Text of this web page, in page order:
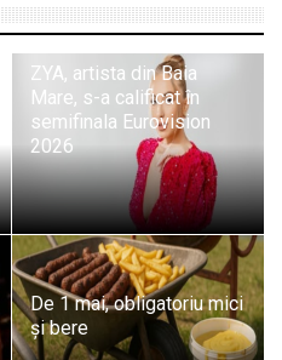
ZYA, artista din Baia
Mare, s-a calificat în
semifinala Eurovision
2026
De 1 mai, obligatoriu mici
și bere